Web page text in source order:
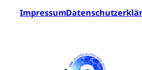
Impressum